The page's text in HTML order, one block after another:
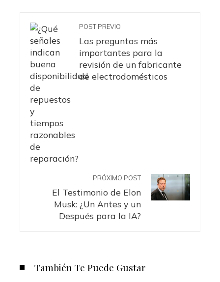
POST PREVIO
Las preguntas más
importantes para la
revisión de un fabricante
de electrodomésticos
PRÓXIMO POST
El Testimonio de Elon
Musk: ¿Un Antes y un
Después para la IA?
También Te Puede Gustar